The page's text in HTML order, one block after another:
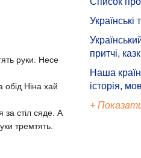
руки. Несе
Ніна хай
за стіл сяде. А
тремтять.
Українські
притчі,
Наша
історія,
+